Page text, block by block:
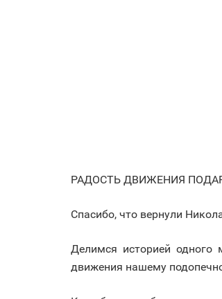
РАДОСТЬ ДВИЖЕНИЯ
Спасибо, что вернули
Делимся историей
движения нашему